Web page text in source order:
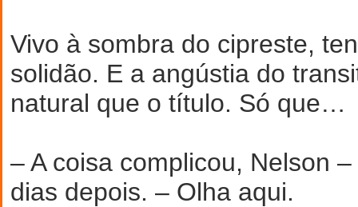
Vivo à sombra do cipreste,
solidão. E a angústia do
natural que o título. Só que…
– A coisa complicou, Nelson
dias depois. – Olha aqui.